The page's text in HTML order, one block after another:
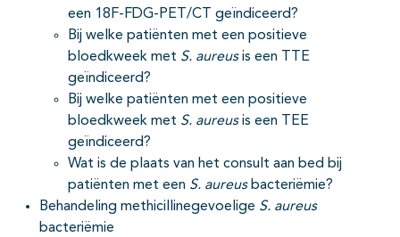
een 18F-FDG-PET/CT geïndiceerd?
Bij welke patiënten met een positieve
bloedkweek met S. aureusis een TTE
geïndiceerd?
Bij welke patiënten met een positieve
bloedkweek met S. aureusis een TEE
geïndiceerd?
Wat is de plaats van het consult aan bed bij
patiënten met een S. aureusbacteriëmie?
Behandeling methicillinegevoelige S. aureus
bacteriëmie